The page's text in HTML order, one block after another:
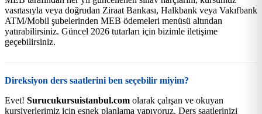
vasıtasıyla veya doğrudan Ziraat Bankası, Halkbank veya Vakıfbank
ATM/Mobil şubelerinden MEB ödemeleri menüsü altından
yatırabilirsiniz. Güncel 2026 tutarları için bizimle iletişime
geçebilirsiniz.
Direksiyon ders saatlerini ben seçebilir miyim?
Evet! Surucukursuistanbul.com olarak çalışan ve okuyan
kursiyerlerimiz için esnek planlama yapıyoruz. Ders saatlerinizi